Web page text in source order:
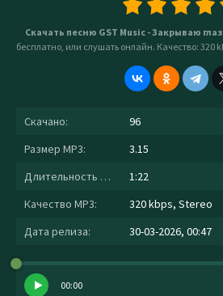
Скачать песню GST Music - Закрываю
бесплатно, или слушать онлайн. Качество: 320
Скачано:
96
Размер MP3:
3.15
Длительность MP3:
1:22
Качество MP3:
320 kbps, Stereo
Дата релиза:
30-03-2026, 00:47
00:00